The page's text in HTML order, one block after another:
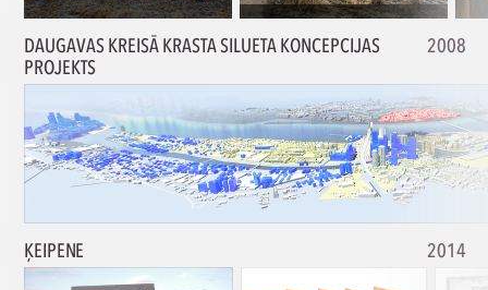
DAUGAVAS KREISĀ KRASTA SILUETA KONCEPCIJAS
PROJEKTS
2008
ĶEIPENE 2014